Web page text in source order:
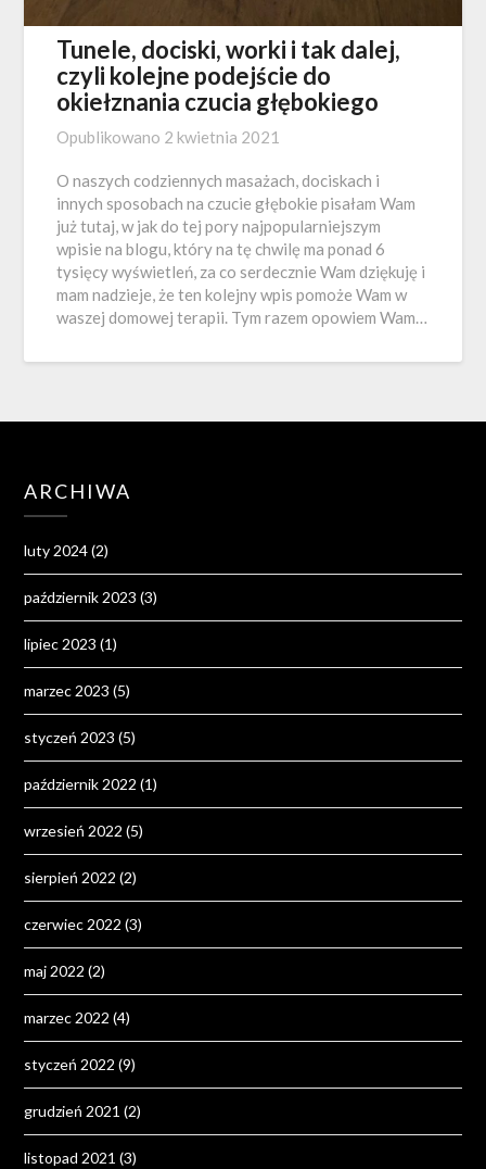
Tunele, dociski, worki i tak dalej,
czyli kolejne podejście do
okiełznania czucia głębokiego
Opublikowano 2 kwietnia 2021
O naszych codziennych masażach, dociskach i
innych sposobach na czucie głębokie pisałam Wam
już tutaj, w jak do tej pory najpopularniejszym
wpisie na blogu, który na tę chwilę ma ponad 6
tysięcy wyświetleń, za co serdecznie Wam dziękuję i
mam nadzieje, że ten kolejny wpis pomoże Wam w
waszej domowej terapii. Tym razem opowiem Wam…
ARCHIWA
luty 2024(2)
październik 2023 (3)
lipiec 2023 (1)
marzec 2023 (5)
styczeń 2023 (5)
październik 2022 (1)
wrzesień 2022 (5)
sierpień 2022 (2)
czerwiec 2022 (3)
maj 2022 (2)
marzec 2022 (4)
styczeń 2022 (9)
grudzień 2021 (2)
listopad 2021 (3)